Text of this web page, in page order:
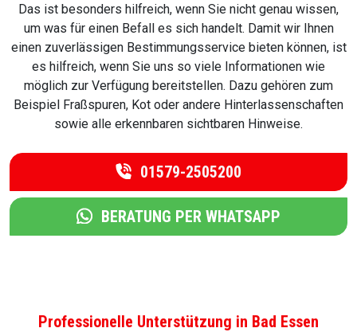
Das ist besonders hilfreich, wenn Sie nicht genau wissen,
um was für einen Befall es sich handelt. Damit wir Ihnen
einen zuverlässigen Bestimmungsservice bieten können, ist
es hilfreich, wenn Sie uns so viele Informationen wie
möglich zur Verfügung bereitstellen. Dazu gehören zum
Beispiel Fraßspuren, Kot oder andere Hinterlassenschaften
sowie alle erkennbaren sichtbaren Hinweise.
01579-2505200
BERATUNG PER WHATSAPP
Professionelle Unterstützung in Bad Essen